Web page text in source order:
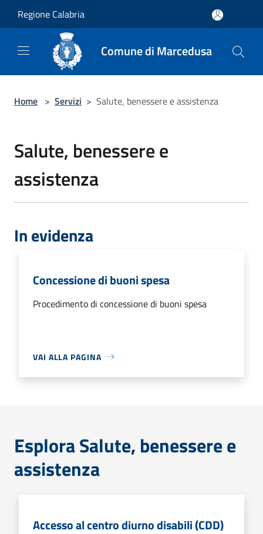
Regione Calabria
Comune di Marcedusa
Home > Servizi > Salute, benessere e assistenza
Salute, benessere e
assistenza
In evidenza
Concessione di buoni spesa
Procedimento di concessione di buoni spesa
VAI ALLA PAGINA
Esplora Salute, benessere e
assistenza
Accesso al centro diurno disabili (CDD)